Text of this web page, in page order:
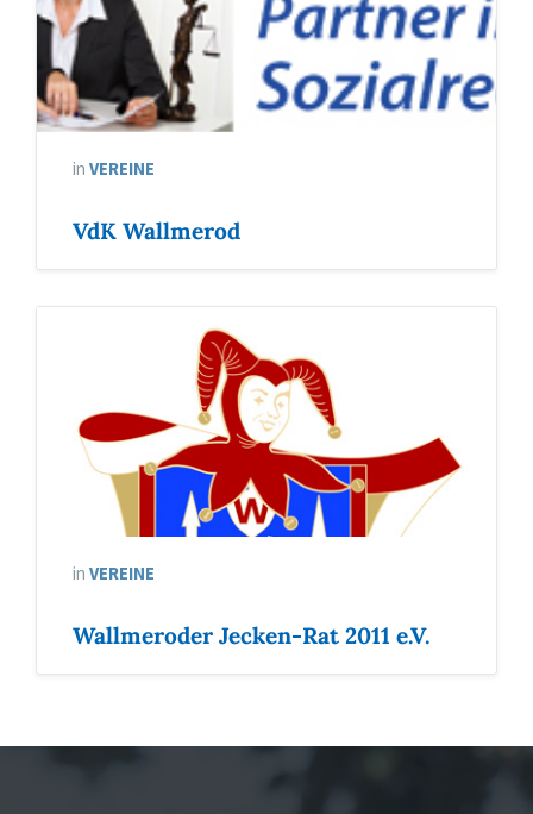
in VEREINE
VdK Wallmerod
in VEREINE
Wallmeroder Jecken-Rat 2011 e.V.